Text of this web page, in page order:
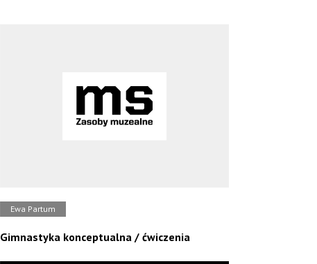
Ewa Partum
Gimnastyka konceptualna / ćwiczenia